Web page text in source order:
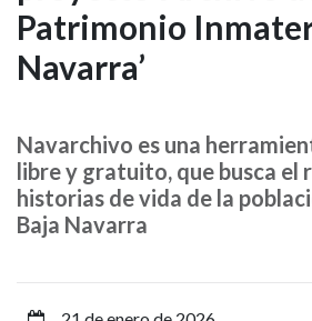
historia
de
los
barrios
y
Patrimonio
Navarra’
Navarchivo es una
libre y gratuito, que busca el
historias de vida de la
Baja Navarra